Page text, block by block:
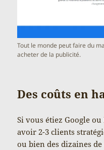
Tout le monde peut faire du
acheter de la publicité.
Des coûts en
Si vous étiez Google
avoir 2-3 clients
ou bien des dizaines